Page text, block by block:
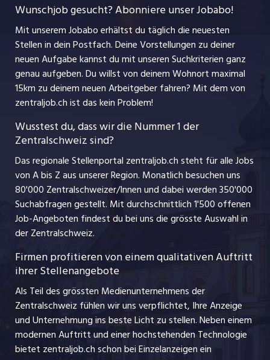
Freelance Jobs
Praktika
Lehrstellen
Ferienjobs
Führungspositionen
Jobline
Nutzungsbedingungen
Impressum
jobbasel.ch
jobbern.ch
jobmittelland.ch
schaffu.ch (VS)
ajourjob.ch
Wunschjob gesucht? Abonniere unser Jobabo!
Mit unserem Jobabo erhältst du täglich die neuesten
Stellen in dein Postfach. Deine Vorstellungen zu deiner
neuen Aufgabe kannst du mit unseren Suchkriterien ganz
genau aufgeben. Du willst von deinem Wohnort maximal
15km zu deinem neuen Arbeitgeber fahren? Mit demvon
zentraljob.ch ist das kein Problem!
Wusstest du, dass wir die Nummer 1 der
Zentralschweiz sind?
Das regionale Stellenportal zentraljob.ch steht für alle Jobs
von A bis Z aus unserer Region. Monatlich besuchen uns
80'000 Zentralschweizer/Innen und dabei werden 350'000
Suchabfragen gestellt. Mit durchschnittlich 1'500 offenen
Job-Angeboten findest du bei uns die grösste Auswahl in
der Zentralschweiz.
Firmen profitieren von einem qualitativen Auftritt
ihrer Stellenangebote
Als Teil des grössten Medienunternehmens der
Zentralschweiz fühlen wir uns verpflichtet, Ihre Anzeige
und Unternehmung ins beste Licht zu stellen. Neben einem
modernen Auftritt und einer hochstehenden Technologie
bietet zentraljob.ch schon bei Einzelanzeigen ein